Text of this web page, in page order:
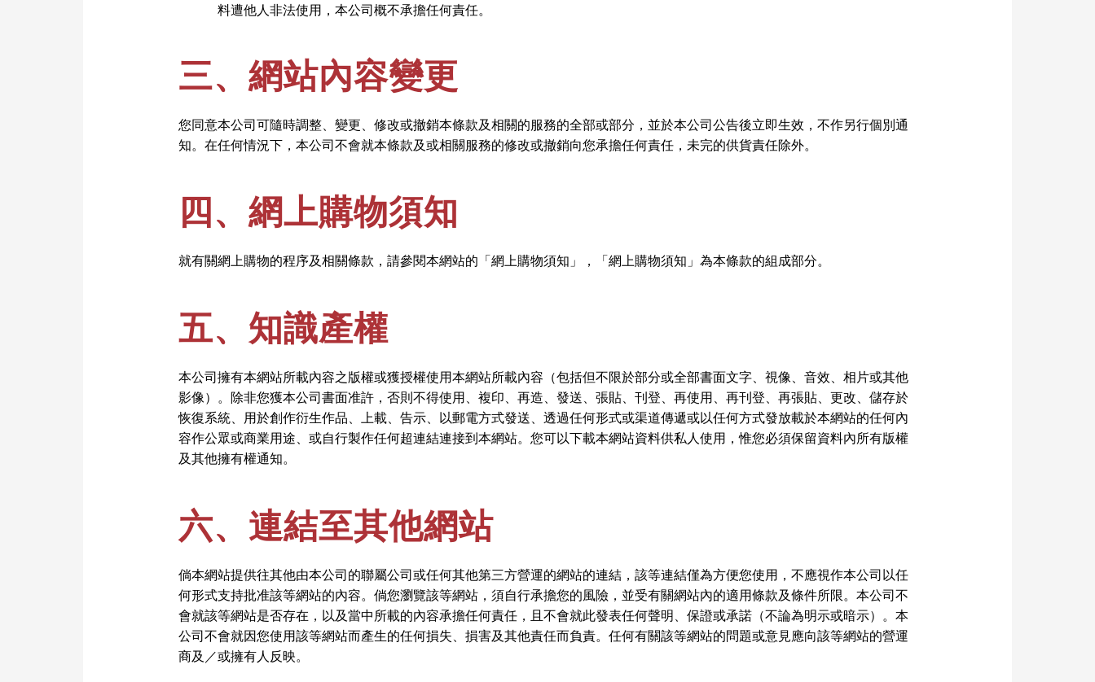
料遭他人非法使用，本公司概不承擔任何責任。
三、網站內容變更
您同意本公司可隨時調整、變更、修改或撤銷本條款及相關的服務的全部或部分，並於本公司公告後立即生效，不作另行個別通
知。在任何情況下，本公司不會就本條款及或相關服務的修改或撤銷向您承擔任何責任，未完的供貨責任除外。
四、網上購物須知
就有關網上購物的程序及相關條款，請參閱本網站的「網上購物須知」，「網上購物須知」為本條款的組成部分。
五、知識產權
本公司擁有本網站所載內容之版權或獲授權使用本網站所載內容（包括但不限於部分或全部書面文字、視像、音效、相片或其他
影像）。除非您獲本公司書面准許，否則不得使用、複印、再造、發送、張貼、刊登、再使用、再刊登、再張貼、更改、儲存於
恢復系統、用於創作衍生作品、上載、告示、以郵電方式發送、透過任何形式或渠道傳遞或以任何方式發放載於本網站的任何內
容作公眾或商業用途、或自行製作任何超連結連接到本網站。您可以下載本網站資料供私人使用，惟您必須保留資料內所有版權
及其他擁有權通知。
六、連結至其他網站
倘本網站提供往其他由本公司的聯屬公司或任何其他第三方營運的網站的連結，該等連結僅為方便您使用，不應視作本公司以任
何形式支持批准該等網站的內容。倘您瀏覽該等網站，須自行承擔您的風險，並受有關網站內的適用條款及條件所限。本公司不
會就該等網站是否存在，以及當中所載的內容承擔任何責任，且不會就此發表任何聲明、保證或承諾（不論為明示或暗示）。本
公司不會就因您使用該等網站而產生的任何損失、損害及其他責任而負責。任何有關該等網站的問題或意見應向該等網站的營運
商及／或擁有人反映。